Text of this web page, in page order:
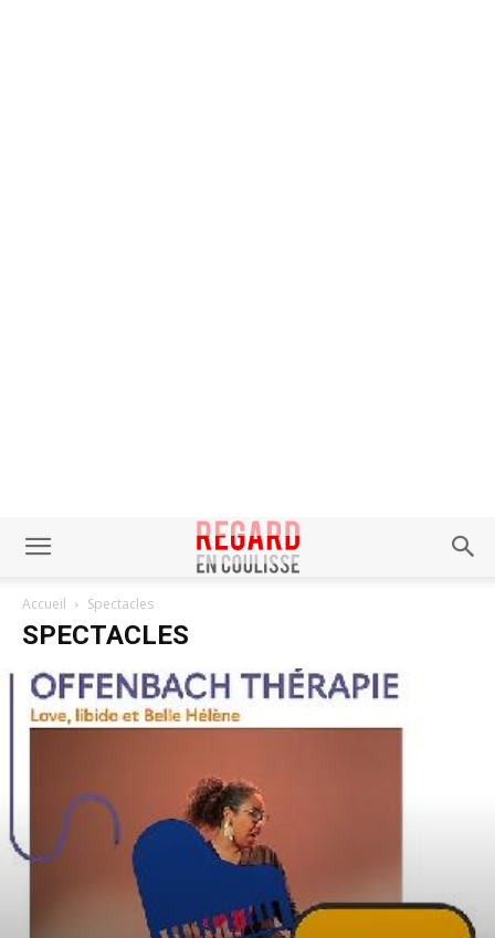
Accueil Spectacles
SPECTACLES